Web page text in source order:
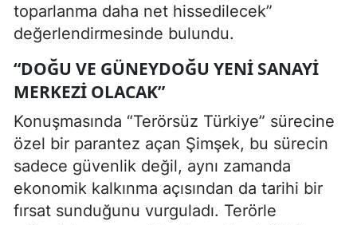
toparlanma daha net hissedilecek”
değerlendirmesinde bulundu.
“DOĞU VE GÜNEYDOĞU YENI SANAYI
MERKEZI OLACAK”
Konuşmasında “Terörsüz Türkiye” sürecine
özel bir parantez açan Şimşek, bu sürecin
sadece güvenlik değil, aynı zamanda
ekonomik kalkınma açısından da tarihi bir
fırsat sunduğunu vurguladı. Terörle